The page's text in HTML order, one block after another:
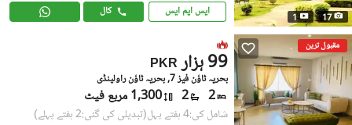
17
1 ایس ایم ایس کال
مقبول ترین
PKR 99 ہزار
بحریہ ٹاؤن فیز 7, بحریہ ٹاؤن راولپنڈی
2
2 1,300 مربع فیٹ
شامل کی:4 ہفتے پہل (تبدیلی کی گئی:2 ہفتے پہلے)